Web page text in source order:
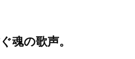
魂の歌声。